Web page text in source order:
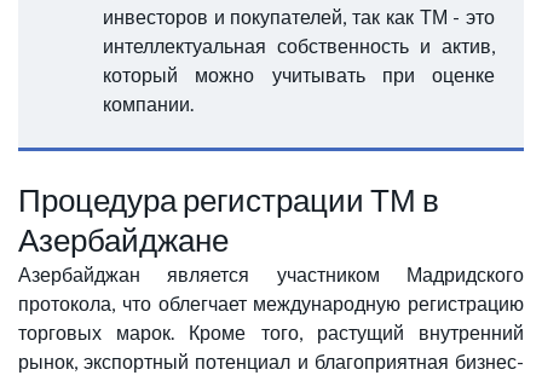
инвесторов и покупателей, так как ТМ - это
интеллектуальная собственность и актив,
который можно учитывать при оценке
компании.
Процедура регистрации ТМ в
Азербайджане
Азербайджан является участником Мадридского
протокола, что облегчает международную регистрацию
торговых марок. Кроме того, растущий внутренний
рынок, экспортный потенциал и благоприятная бизнес-